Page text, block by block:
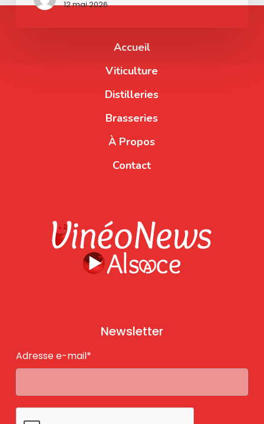
12 mai 2026
Accueil
Viticulture
Distilleries
Brasseries
À Propos
Contact
Newsletter
Adresse e-mail*